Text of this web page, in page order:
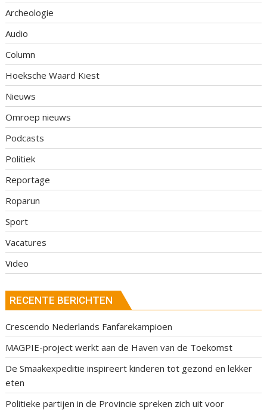
Archeologie
Audio
Column
Hoeksche Waard Kiest
Nieuws
Omroep nieuws
Podcasts
Politiek
Reportage
Roparun
Sport
Vacatures
Video
RECENTE BERICHTEN
Crescendo Nederlands Fanfarekampioen
MAGPIE-project werkt aan de Haven van de Toekomst
De Smaakexpeditie inspireert kinderen tot gezond en lekker
eten
Politieke partijen in de Provincie spreken zich uit voor